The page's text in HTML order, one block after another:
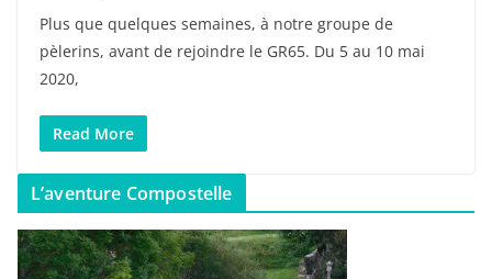
Plus que quelques semaines, à notre groupe de
pèlerins, avant de rejoindre le GR65. Du 5 au 10 mai
2020,
Read More
L’aventure Compostelle